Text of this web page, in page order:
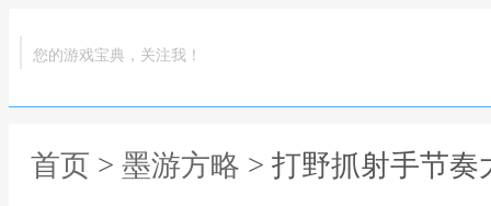
您的游戏宝典，关注我！
首页 > 墨游方略 > 打野抓射手节奏